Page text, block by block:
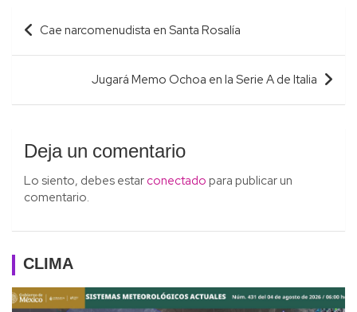
Navegación
de Cae narcomenudista en Santa Rosalía
Jugará Memo Ochoa en la Serie A de Italia
Deja un comentario
Lo siento, debes estar conectado para publicar un
comentario.
CLIMA